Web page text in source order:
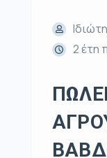
2 έτη